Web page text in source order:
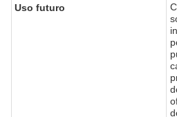
Uso futuro